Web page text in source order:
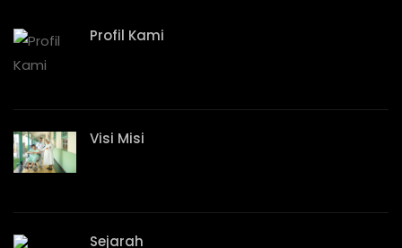
Profil Kami
Visi Misi
Sejarah